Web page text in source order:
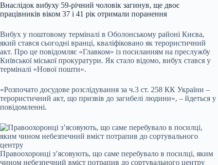
Внаслідок вибуху 59-річний чоловік загинув, ще двоє
працівників віком 37 і 41 рік отримали поранення
Вибух у поштовому терміналі в Оболонському районі Києва,
який стався сьогодні вранці, кваліфіковано як терористичний
акт. Про це повідомляє «Главком» із посиланням на преслужбу
Київської міської прокуратури. Як стало відомо, вибух стався у
терміналі «Нової пошти».
«Розпочато досудове розслідування за ч.3 ст. 258 КК України –
терористичний акт, що призвів до загибелі людини», – йдеться у
повідомленні.
Правоохоронці з’ясовують, що саме перебувало в посилці, яким
чином небезпечний вміст потрапив до сортувального центру